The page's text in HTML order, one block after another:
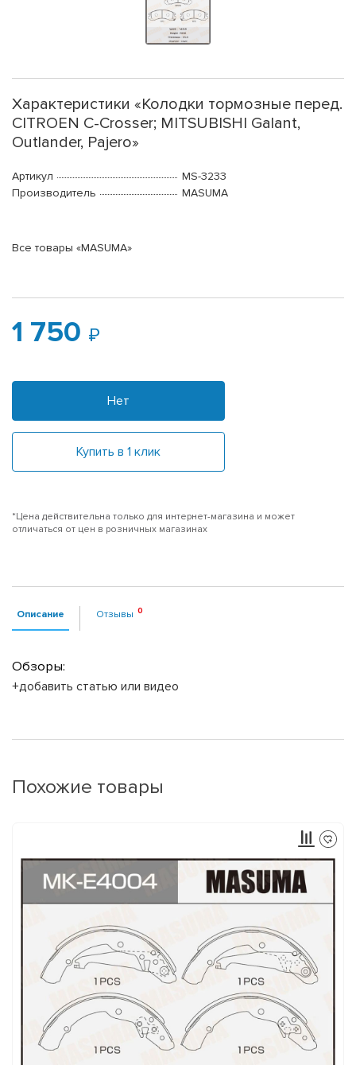
Характеристики «Колодки тормозные перед.
CITROEN C-Crosser; MITSUBISHI Galant,
Outlander, Pajero»
Артикул
MS-3233
Производитель
MASUMA
Все товары «MASUMA»
1 750
Нет
Купить в 1 клик
*Цена действительна только для интернет-магазина и может
отличаться от цен в розничных магазинах
Описание Отзывы
Обзоры:
+добавить статью или видео
Похожие товары